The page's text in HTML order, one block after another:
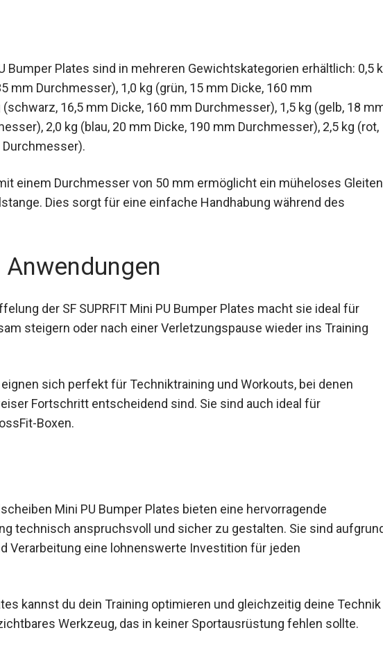
Bumper Plates sind in mehreren Gewichtskategorien erhältlich: 0,5
mm Durchmesser), 1,0 kg (grün, 15 mm Dicke, 160 mm
16,5 mm Dicke, 160 mm Durchmesser), 1,5 kg (gelb, 18
2,0 kg (blau, 20 mm Dicke, 190 mm Durchmesser), 2,5 kg
Durchmesser).
einem Durchmesser von 50 mm ermöglicht ein müheloses Gleiten
Dies sorgt für eine einfache Handhabung während des
der SF SUPRFIT Mini PU Bumper Plates macht sie ideal für
steigern oder nach einer Verletzungspause wieder ins Training
sich perfekt für Techniktraining und Workouts, bei denen
Fortschritt entscheidend sind. Sie sind auch ideal für
Boxen.
Mini PU Bumper Plates bieten eine hervorragende
technisch anspruchsvoll und sicher zu gestalten. Sie sind
und Verarbeitung eine lohnenswerte Investition für jeden
kannst du dein Training optimieren und gleichzeitig deine Technik
Werkzeug, das in keiner Sportausrüstung fehlen sollte.